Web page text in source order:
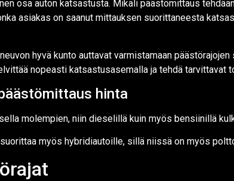
osa auton katsastusta. Mikäli päästömittaus
asiakas on saanut mittauksen suorittaneesta
hyvä kunto auttavat varmistamaan
nopeasti katsastusasemalla ja tehdä tarvittavat
hinta
molempien, niin dieselillä kuin myös bensiinillä
myös hybridiautoille, sillä niissä on myös